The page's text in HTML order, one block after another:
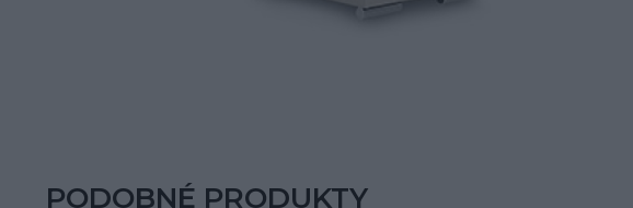
PODOBNÉ PRODUKTY